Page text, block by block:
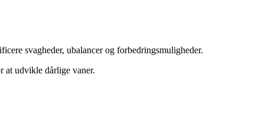
svagheder, ubalancer og forbedringsmuligheder.
at udvikle dårlige vaner.